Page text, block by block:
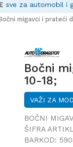
sve za automobil i
migavci i prateći
Bočni
10-18;
VAŽI ZA
BOČNI
ŠIFRA
BARKOD: